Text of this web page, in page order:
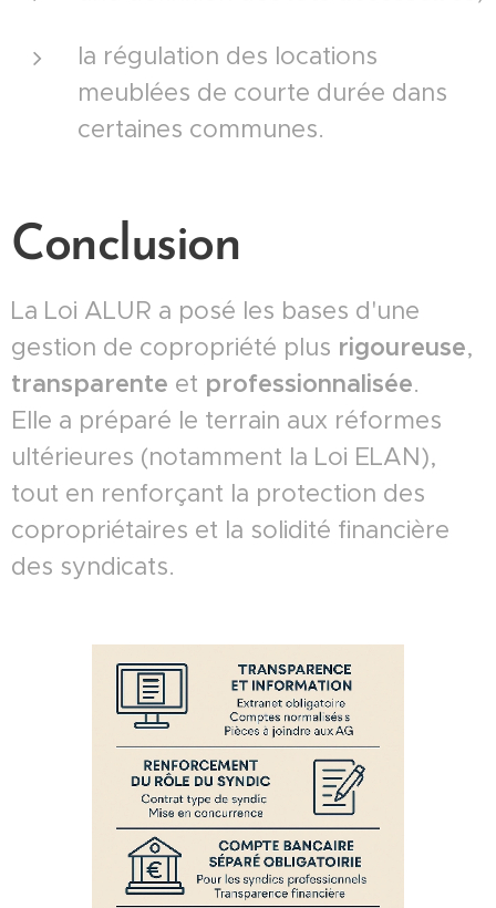
la régulation des locations
meublées de courte durée dans
certaines communes.
Conclusion
La Loi ALUR a posé les bases d'une
gestion de copropriété plus rigoureuse,
transparente et professionnalisée.
Elle a préparé le terrain aux réformes
ultérieures (notamment la Loi ELAN),
tout en renforçant la protection des
copropriétaires et la solidité financière
des syndicats.